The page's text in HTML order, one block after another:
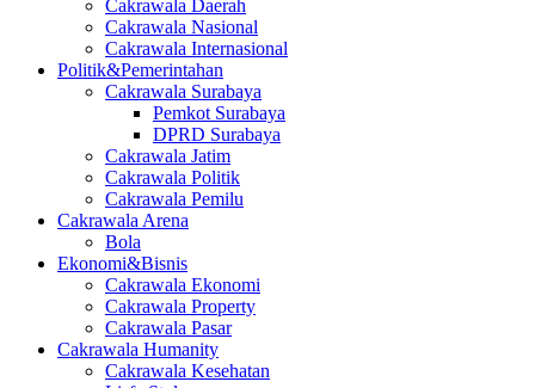
Cakrawala Daerah
Cakrawala Nasional
Cakrawala Internasional
Politik&Pemerintahan
Cakrawala Surabaya
Pemkot Surabaya
DPRD Surabaya
Cakrawala Jatim
Cakrawala Politik
Cakrawala Pemilu
Cakrawala Arena
Bola
Ekonomi&Bisnis
Cakrawala Ekonomi
Cakrawala Property
Cakrawala Pasar
Cakrawala Humanity
Cakrawala Kesehatan